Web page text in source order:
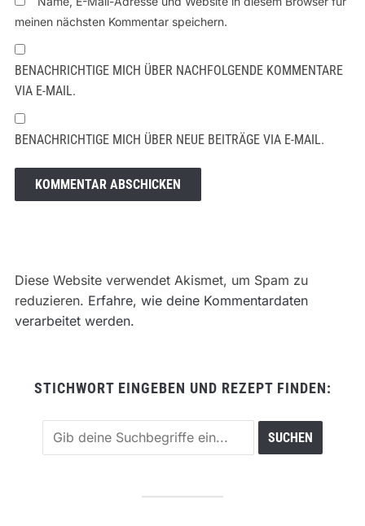
meinen nächsten Kommentar speichern.
BENACHRICHTIGE MICH ÜBER NACHFOLGENDE KOMMENTARE
VIA E-MAIL.
BENACHRICHTIGE MICH ÜBER NEUE BEITRÄGE VIA E-MAIL.
Diese Website verwendet Akismet, um Spam zu
reduzieren. Erfahre, wie deine Kommentardaten
verarbeitet werden.
STICHWORT EINGEBEN UND REZEPT FINDEN: